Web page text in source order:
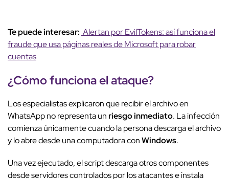
Te puede interesar: Alertan por EvilTokens: así funciona el
fraude que usa páginas reales de Microsoft para robar
cuentas
¿Cómo funciona el ataque?
Los especialistas explicaron que recibir el archivo en
WhatsApp no representa unriesgo inmediato. La infección
comienza únicamente cuando la persona descarga el archivo
y lo abre desde una computadora conWindows.
Una vez ejecutado, el script descarga otros componentes
desde servidores controlados por los atacantes e instala